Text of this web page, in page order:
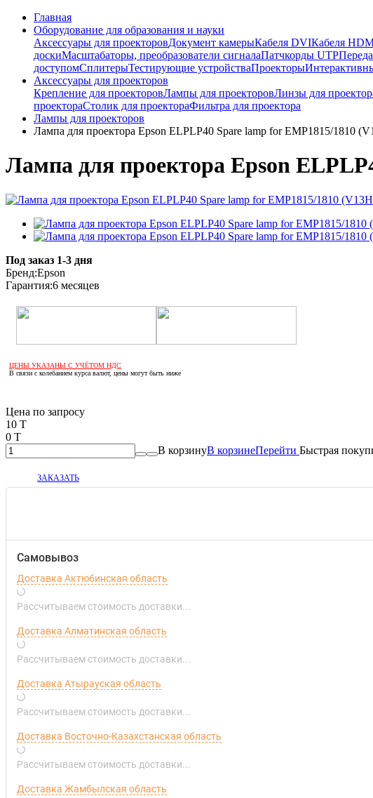
Главная
Оборудование для образования и науки
Аксессуары для проекторовДокумент камерыКабеля DVIКабеля
доскиМасштабаторы, преобразователи сигналаПатчкорды UTP
доступомСплитерыТестирующие устройстваПроекторы
Аксессуары для проекторов
Крепление для проекторовЛампы для проекторовЛинзы для
проектораСтолик для проектораФильтра для проектора
Лампы для проекторов
Лампа для проектора Epson ELPLP40 Spare lamp for EMP1815/1810
Лампа для проектора Epson
Под заказ 1-3 дня
Бренд:Epson
Гарантия:6 месяцев
ЦЕНЫ УКАЗАНЫ С УЧЁТОМ НДС
В связи с колебанием курса валют, цены могут быть ниже
Цена по запросу
10 T
0 T
В корзинуВ корзинеПерейти Быстрая
ЗАКАЗАТЬ
Самовывоз
Доставка Актюбинская область
Рассчитываем стоимость доставки...
Доставка Алматинская область
Рассчитываем стоимость доставки...
Доставка Атырауская область
Рассчитываем стоимость доставки...
Доставка Восточно-Казахстанская область
Рассчитываем стоимость доставки...
Доставка Жамбылская область